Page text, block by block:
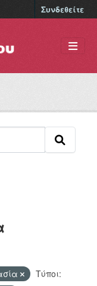
Συνδεθείτε
Τύποι: